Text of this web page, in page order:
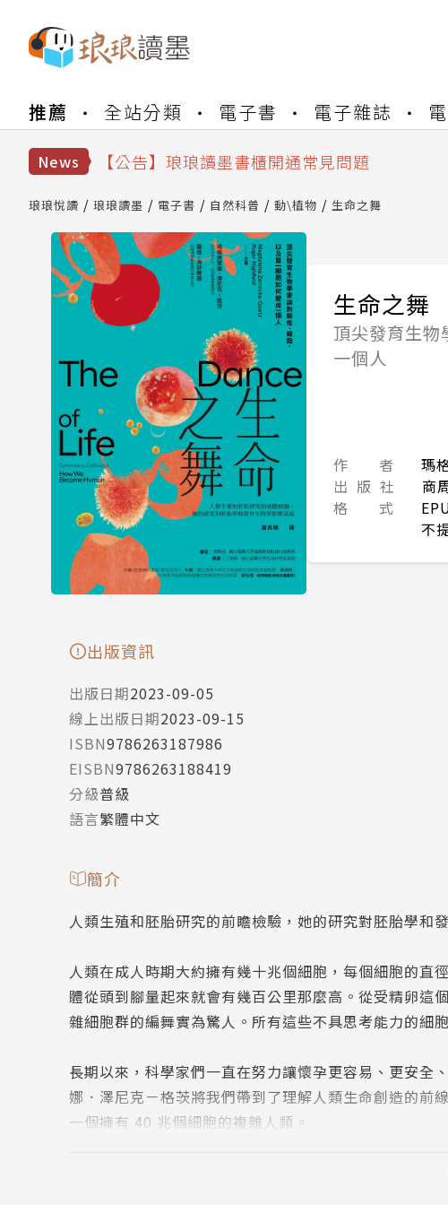
推薦 全站分類 電子書 電子雜誌
News
【公告】因 Readmoo 讀墨系統維護中，本站
【公告】琅琅讀墨書櫃開通常見問題
【公告】琅琅書店服務升級重要說明及資產合
【公告】因 Readmoo 讀墨系統維護中，本站
琅琅悅讀 琅琅讀墨 電子書 自然科普 動\植物 生命之舞
生命之舞
頂尖發育生物
一個人
作 者
瑪
出 版 社
商
格 式
不
出版資訊
出版日期2023-09-05
線上出版日期2023-09-15
ISBN9786263187986
EISBN9786263188419
分級普級
語言繁體中文
簡介
人類生殖和胚胎研究的前瞻檢驗，她的研究對胚胎學和
人類在成人時期大約擁有幾十兆個細胞，每個細胞的
體從頭到腳量起來就會有幾百公里那麼高。從受精卵這
雜細胞群的編舞實為驚人。所有這些不具思考能力的細
長期以來，科學家們一直在努力讓懷孕更容易、更安全
娜．澤尼克－格茨將我們帶到了理解人類生命創造的前
一個擁有 40 兆個細胞的複雜人類。
澤尼克－格茨的研究工作既實用又驚人：她對小鼠、人
望。《生命之舞》處理科學最強大的力量和人類最關心